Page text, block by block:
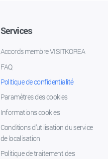
Services
Accords membre VISITKOREA
FAQ
Politique de confidentialité
Paramètres des cookies
Informations cookies
Conditions d’utilisation du service
de localisation
Politique de traitement des